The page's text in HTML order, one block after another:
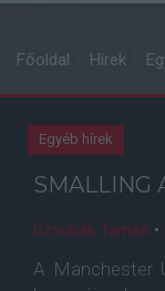
Főoldal Hírek
Egyéb hírek
SMALLING
Dzsubák Tamás •
A Manchester